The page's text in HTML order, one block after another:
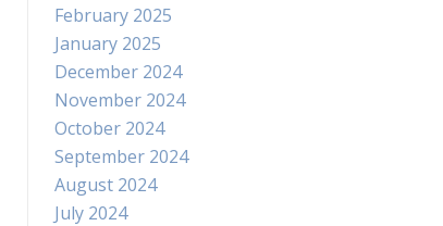
February 2025
January 2025
December 2024
November 2024
October 2024
September 2024
August 2024
July 2024